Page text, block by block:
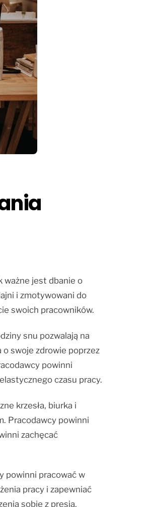
ważne jest dbanie o
i zmotywowani do
swoich pracowników.
snu pozwalają na
swoje zdrowie poprzez
powinni
czasu pracy.
krzesła, biurka i
Pracodawcy powinni
zachęcać
powinni pracować w
pracy i zapewniać
sobie z presją.